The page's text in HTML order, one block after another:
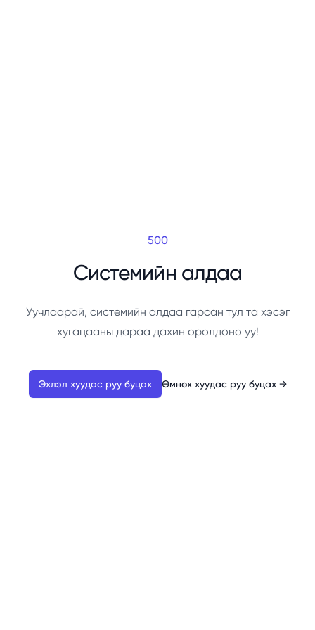
500
Системийн алдаа
Уучлаарай, системийн алдаа гарсан тул та хэсэг
хугацааны дараа дахин оролдоно уу!
Эхлэл хуудас руу буцах Өмнөх хуудас руу буцах →